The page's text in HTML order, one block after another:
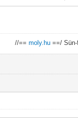
//==moly.hu ==/